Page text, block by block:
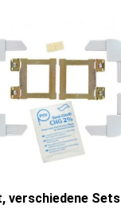
verschiedene Sets